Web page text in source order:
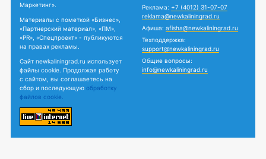
Маркетинг».
Материалы с пометкой «Бизнес»,
«Партнерский материал», «ПМ»,
«PR», «Спецпроект» - публикуются
на правах рекламы.
Сайт newkaliningrad.ru использует
файлы cookie. Продолжая работу
с сайтом, вы соглашаетесь на
сбор и последующую обработку
файлов cookie.
Реклама: +7 (4012) 31-07-07
reklama@newkaliningrad.ru
Афиша: afisha@newkaliningrad.ru
Техподдержка:
support@newkaliningrad.ru
Общие вопросы:
info@newkaliningrad.ru